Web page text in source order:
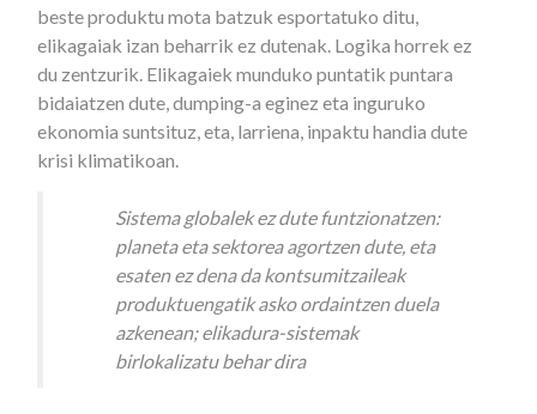
beste produktu mota batzuk esportatuko ditu,
elikagaiak izan beharrik ez dutenak. Logika horrek ez
du zentzurik. Elikagaiek munduko puntatik puntara
bidaiatzen dute, dumping-a eginez eta inguruko
ekonomia suntsituz, eta, larriena, inpaktu handia dute
krisi klimatikoan.
Sistema globalek ez dute funtzionatzen:
planeta eta sektorea agortzen dute, eta
esaten ez dena da kontsumitzaileak
produktuengatik asko ordaintzen duela
azkenean; elikadura-sistemak
birlokalizatu behar dira